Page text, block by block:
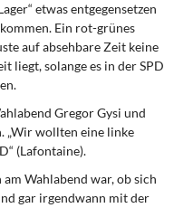
etwas entgegensetzen
Ein rot-grünes
auf absehbare Zeit keine
liegt, solange es in der SPD
Gregor Gysi und
„Wir wollten eine linke
(Lafontaine).
Wahlabend war, ob sich
gar irgendwann mit der